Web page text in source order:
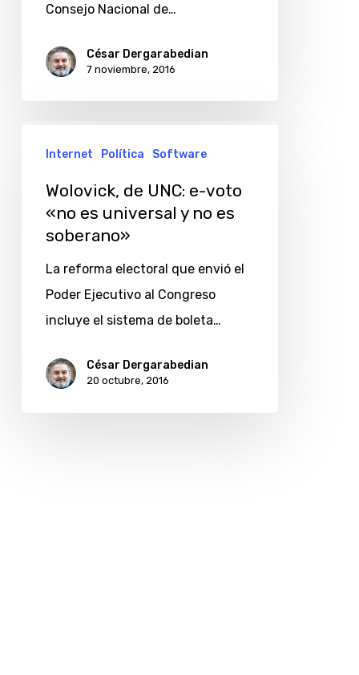
Consejo Nacional de…
César Dergarabedian
7 noviembre, 2016
UNC:
voto
universal
soberano»
Internet Política Software
Wolovick, de UNC: e-voto
«no es universal y no es
soberano»
La reforma electoral que envió el
Poder Ejecutivo al Congreso
incluye el sistema de boleta…
César Dergarabedian
20 octubre, 2016